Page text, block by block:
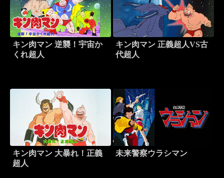
キン肉マン 逆襲！宇宙か
くれ超人
キン肉マン 正義超人VS古
代超人
キン肉マン 大暴れ！正義
超人
未来警察ウラシマン